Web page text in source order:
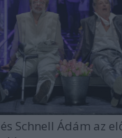
Schnell Ádám az